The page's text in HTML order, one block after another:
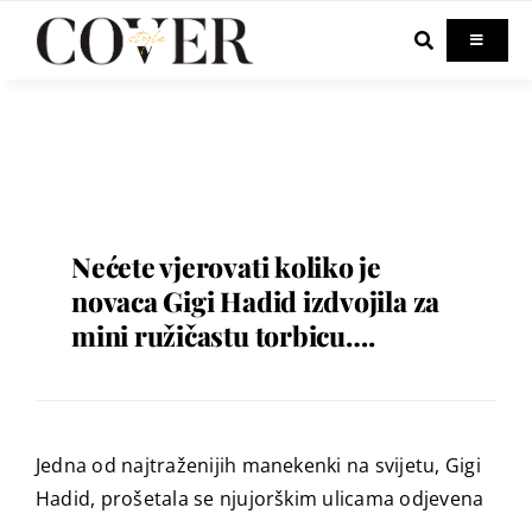
Toggle
Fashion
Out & About
Nećete vjerovati koliko je
novaca Gigi Hadid izdvojila za
mini ružičastu torbicu….
Jedna od najtraženijih manekenki na svijetu, Gigi
Hadid, prošetala se njujorškim ulicama odjevena